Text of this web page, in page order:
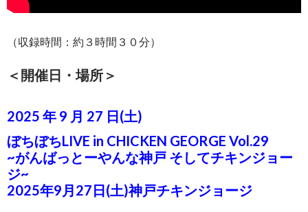
（収録時間：約３時間３０分）
＜開催日・場所＞
2025 年 9 月 27 日(土)
ぼちぼちLIVE in CHICKEN GEORGE Vol.29
~がんばっとーやんな神戸 そしてチキンジョー
ジ~
2025年9月27日(土)神戸チキンジョージ